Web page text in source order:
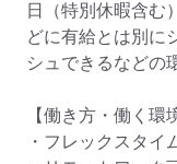
日（特別休暇含む
どに有給とは別に
シュできるなどの
【働き方・働く環
・フレックスタイ